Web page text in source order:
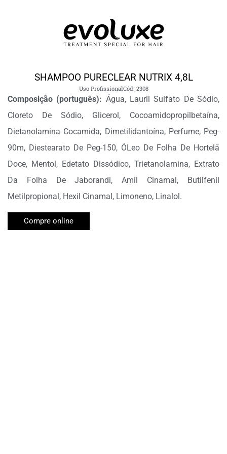
SHAMPOO PURECLEAR NUTRIX 4,8L
Uso ProfissionalCód. 2308
Composição (português): Água, Lauril Sulfato De Sódio,
Cloreto De Sódio, Glicerol, Cocoamidopropilbetaína,
Dietanolamina Cocamida, Dimetilidantoína, Perfume, Peg-
90m, Diestearato De Peg-150, ÓLeo De Folha De Hortelã
Doce, Mentol, Edetato Dissódico, Trietanolamina, Extrato
Da Folha De Jaborandi, Amil Cinamal, Butilfenil
Metilpropional, Hexil Cinamal, Limoneno, Linalol.
Compre online